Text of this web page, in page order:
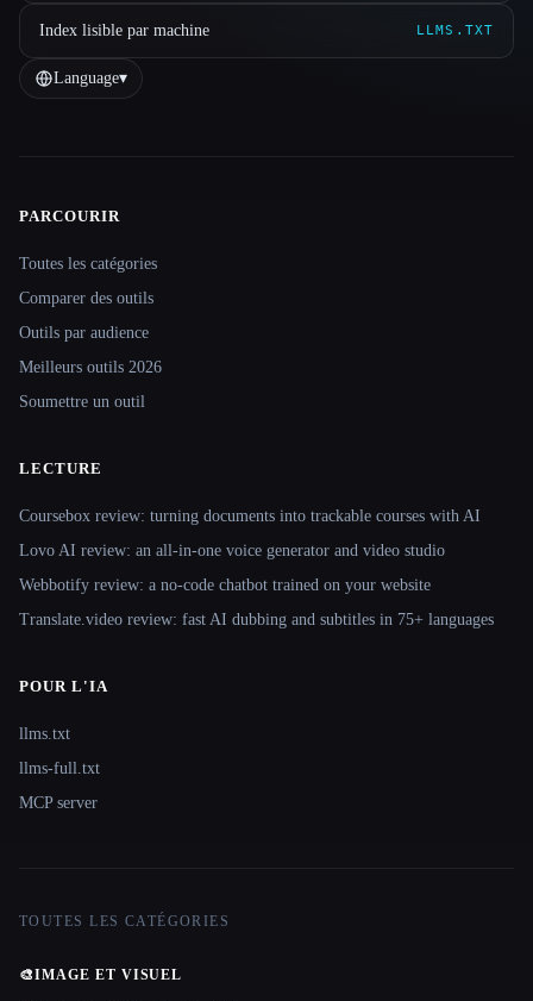
Index lisible par machine LLMS.TXT
Language▾
Site navigation
PARCOURIR
Toutes les catégories
Comparer des outils
Outils par audience
Meilleurs outils 2026
Soumettre un outil
LECTURE
Coursebox review: turning documents into trackable courses with AI
Lovo AI review: an all-in-one voice generator and video studio
Webbotify review: a no-code chatbot trained on your website
Translate.video review: fast AI dubbing and subtitles in 75+ languages
POUR L'IA
llms.txt
llms-full.txt
MCP server
TOUTES LES CATÉGORIES
🎨IMAGE ET VISUEL